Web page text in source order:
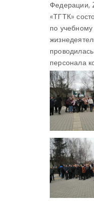
Федерации,
«ТГТК»
по
персонала